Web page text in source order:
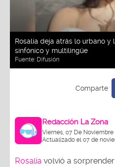
Rosalía deja atrás lo urbano y
sinfónico y multilingüe
Fuente: Difusión
Redacción La Zona
Viernes, 07 De Noviembre
Actualizado el 07 de
Rosalía volvió a